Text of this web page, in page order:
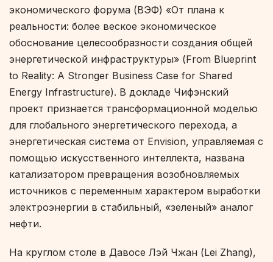
экономического форума (ВЭФ) «От плана к
реальности: более веское экономическое
обоснование целесообразности создания общей
энергетической инфраструктуры» (From Blueprint
to Reality: A Stronger Business Case for Shared
Energy Infrastructure). В докладе Чифэнский
проект признается трансформационной моделью
для глобального энергетического перехода, а
энергетическая система от Envision, управляемая с
помощью искусственного интеллекта, названа
катализатором превращения возобновляемых
источников с переменным характером выработки
электроэнергии в стабильный, «зеленый» аналог
нефти.
На круглом столе в Давосе Лэй Чжан (Lei Zhang),